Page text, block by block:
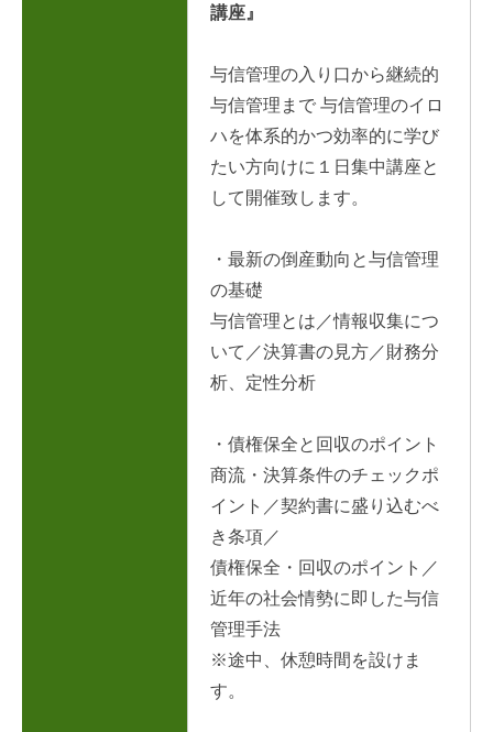
講座』
与信管理の入り口から継続的
与信管理まで 与信管理のイロ
ハを体系的かつ効率的に学び
たい方向けに１日集中講座と
して開催致します。
・最新の倒産動向と与信管理
の基礎
与信管理とは／情報収集につ
いて／決算書の見方／財務分
析、定性分析
・債権保全と回収のポイント
商流・決算条件のチェックポ
イント／契約書に盛り込むべ
き条項／
債権保全・回収のポイント／
近年の社会情勢に即した与信
管理手法
※途中、休憩時間を設けま
す。